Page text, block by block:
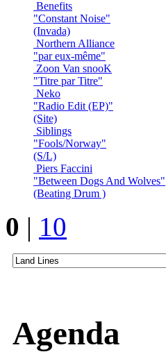
Benefits
"Constant Noise"
(Invada)
Northern Alliance
"par eux-même"
Zoon Van snooK
"Titre par Titre"
Neko
"Radio Edit (EP)"
(Site)
Siblings
"Fools/Norway"
(S/L)
Piers Faccini
"Between Dogs And Wolves"
(Beating Drum )
0 | 10
Agenda